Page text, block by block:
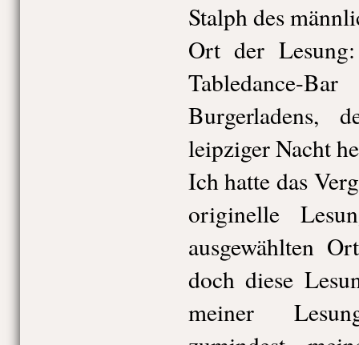
Stalph des
Ort der
Tabledance-
Burgerladens,
leipziger Nacht
Ich hatte das
originelle
ausgewählten
doch diese
meiner